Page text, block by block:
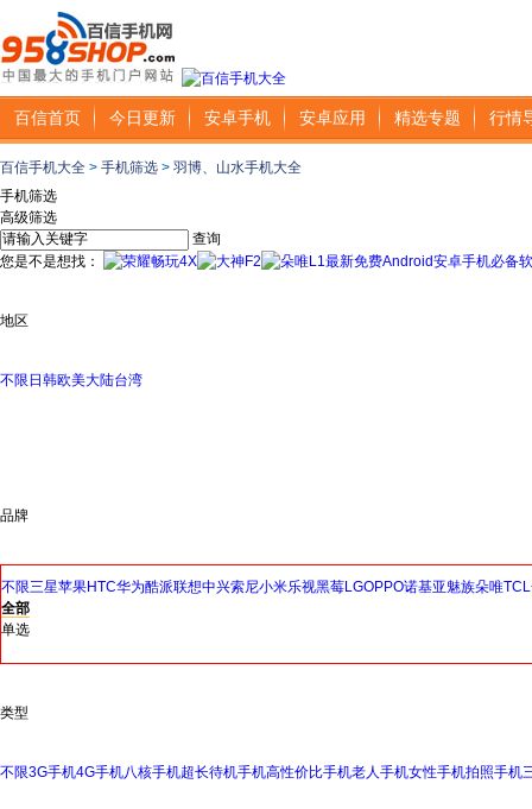
百信首页 今日更新 安卓手机 安卓应用 精选专题 行情
百信手机大全 > 手机筛选 > 羽博、山水手机大全
手机筛选
高级筛选
查询
您是不是想找：
最新免费Android安卓手机必备
地区
不限 日韩欧美大陆台湾
品牌
不限三星苹果HTC华为酷派联想中兴索尼小米乐视黑莓LGOPPO诺基亚魅族朵唯TCL
全部
单选
类型
不限3G手机4G手机八核手机超长待机手机高性价比手机老人手机女性手机拍照手机